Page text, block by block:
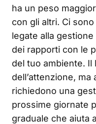
ha un peso
con gli altri. Ci
legate alla
dei rapporti con le
del tuo ambiente.
dell’attenzione,
richiedono una
prossime giornate
graduale che aiuta